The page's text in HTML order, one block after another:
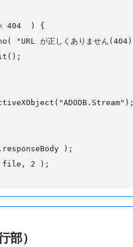
404  ) {
);
file, 2 );
部）